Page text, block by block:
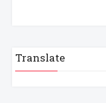
Translate